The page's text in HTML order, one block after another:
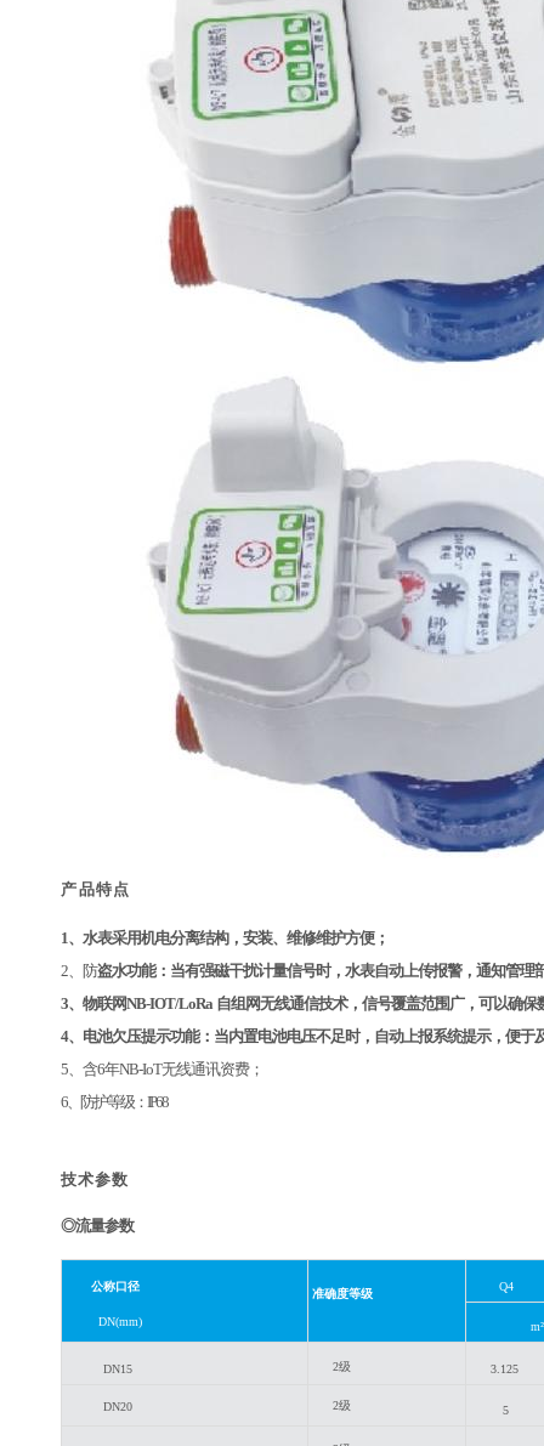
产 品特 点
1、水表采用机电分离结构，安装、维修维护方便；
2、防盗水功能：当有强磁干扰计量信号时，水表自动上传报警，通知管理
3、 物联网NB-IOT/LoRa 自组网无线通信技术，信号覆盖范围广，可以确保
4、电池欠压提示功能：当内置电池电压不足时，自动上报系统提示，便于
5、含6年NB-IoT无线通讯资费；
6、防护等级：IP68
技术参数
◎流量参数
公称口径
DN(mm)
准确度等级
Q4
m²
DN15 2级 3.125
DN20 2级 5